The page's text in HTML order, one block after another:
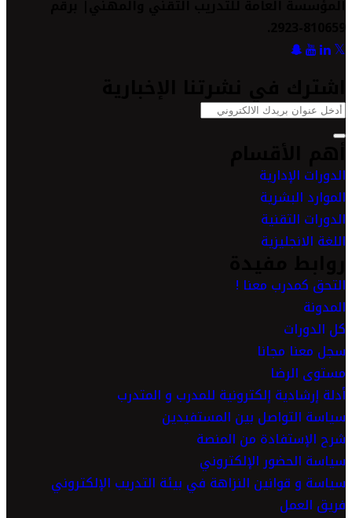
الدورات الإدارية
الموارد البشرية
الدورات التقنية
اللغة الانجليزية
التحق كمدرب معنا !
المدونة
كل الدورات
سجل معنا مجانا
مستوى الرضا
أدلة إرشادية إلكترونية للمدرب و المتدرب
سياسة التواصل بين المستفيدين
شرح الإستفادة من المنصة
سياسة الحضور الإلكتروني
سياسة و قوانين النزاهة في بيئة التدريب الإلكتروني
فريق العمل